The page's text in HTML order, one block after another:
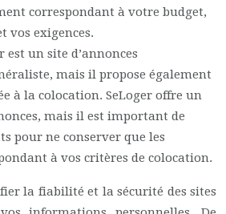
correspondant à votre budget,
vos exigences.
est un site d’annonces
mais il propose également
à la colocation. SeLoger offre un
mais il est important de
pour ne conserver que les
à vos critères de colocation.
la fiabilité et la sécurité des sites